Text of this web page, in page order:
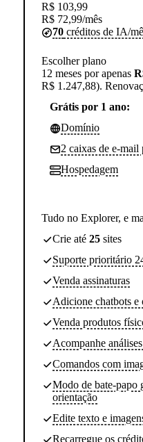
R$ 103,99
R$ 72,99/mês
70 créditos de IA/
Escolher plano
12 meses por apenas
R$ 1.247,88).
Grátis por 1 ano:
Domínio
2 caixas de e-mail
Hospedagem
Tudo no Explorer, e
Crie até 25 sites
Suporte prioritário
Venda assinaturas
Adicione chatbots e
Venda produtos
Acompanhe
Comandos com
Modo de bate-papo
orientação
Edite texto e
Recarregue os